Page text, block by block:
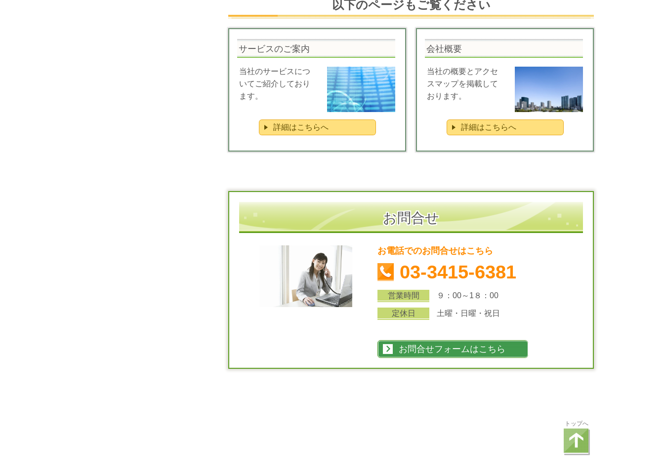
以下のページもご覧ください
サービスのご案内
当社のサービスにつ
いてご紹介しており
ます。
詳細はこちらへ
会社概要
当社の概要とアクセ
スマップを掲載して
おります。
詳細はこちらへ
お問合せ
お電話でのお問合せはこちら
03-3415-6381
営業時間 ９：00～1８：00
定休日 土曜・日曜・祝日
お問合せフォームはこちら
トップへ